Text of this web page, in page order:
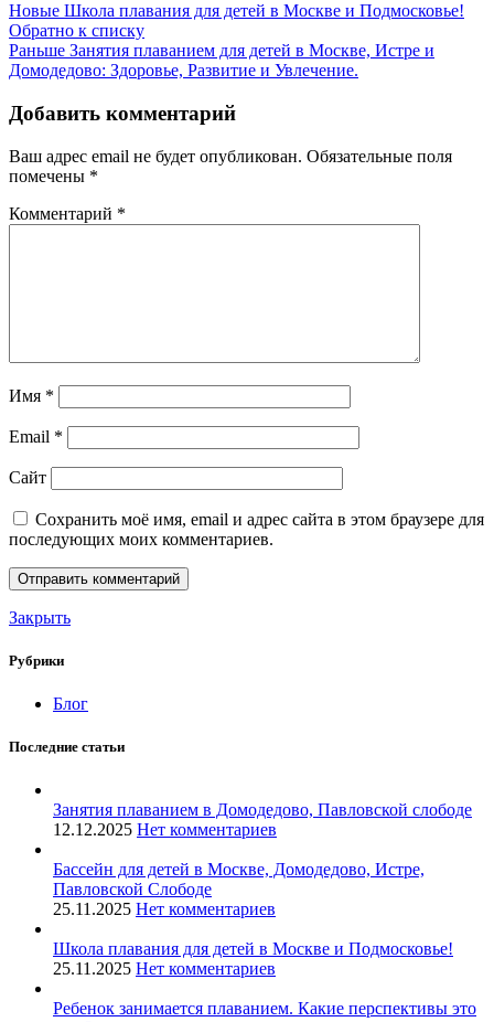
Новые Школа плавания для детей в Москве и Подмосковье!
Обратно к списку
Раньше Занятия плаванием для детей в Москве, Истре и
Домодедово: Здоровье, Развитие и Увлечение.
Добавить комментарий
Ваш адрес email не будет опубликован. Обязательные поля
помечены *
Комментарий *
Имя *
Email *
Сайт
Сохранить моё имя, email и адрес сайта в этом браузере для
последующих моих комментариев.
Закрыть
Рубрики
Блог
Последние статьи
Занятия плаванием в Домодедово, Павловской слободе
12.12.2025 Нет комментариев
Бассейн для детей в Москве, Домодедово, Истре,
Павловской Слободе
25.11.2025 Нет комментариев
Школа плавания для детей в Москве и Подмосковье!
25.11.2025 Нет комментариев
Ребенок занимается плаванием. Какие перспективы это